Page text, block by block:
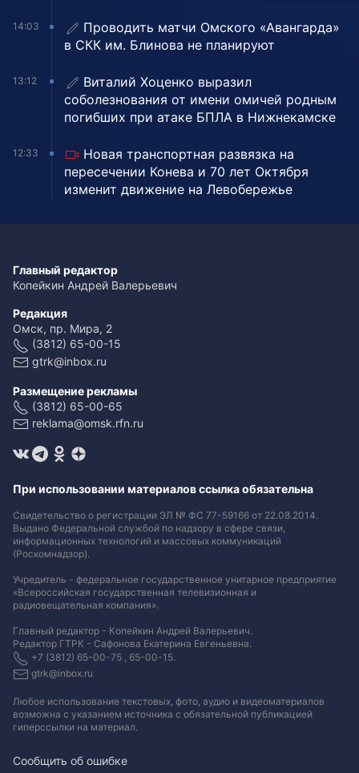
14:03
Проводить матчи Омского «Авангарда»
в СКК им. Блинова не планируют
13:12
Виталий Хоценко выразил
соболезнования от имени омичей родным
погибших при атаке БПЛА в Нижнекамске
12:33
Новая транспортная развязка на
пересечении Конева и 70 лет Октября
изменит движение на Левобережье
Главный редактор
Копейкин Андрей Валерьевич
Редакция
Омск, пр. Мира, 2
(3812) 65-00-15
gtrk@inbox.ru
Размещение рекламы
(3812) 65-00-65
reklama@omsk.rfn.ru
При использовании материалов ссылка обязательна
Свидетельство о регистрации ЭЛ № ФС 77-59166 от 22.08.2014.
Выдано Федеральной службой по надзору в сфере связи,
информационных технологий и массовых коммуникаций
(Роскомнадзор).
Учредитель - федеральное государственное унитарное предприятие
«Всероссийская государственная телевизионная и
радиовещательная компания».
Главный редактор - Копейкин Андрей Валерьевич.
Редактор ГТРК - Сафонова Екатерина Евгеньевна.
+7 (3812) 65-00-75 , 65-00-15.
gtrk@inbox.ru
Любое использование текстовых, фото, аудио и видеоматериалов
возможна с указанием источника с обязательной публикацией
гиперссылки на материал.
Сообщить об ошибке